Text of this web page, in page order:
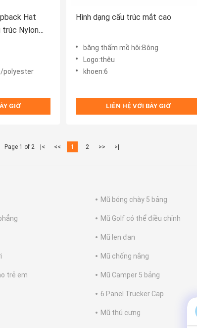
Hat
trúc Nylon
Printing
polyester
GIỜ
Hình dạng cấu trúc mắt cao
băng thấm mồ hôi:Bông
Logo:thêu
khoen:6
LIÊN HỆ VỚI BÂY GIỜ
Page 1 of 2 |< << 1 2 >> >|
Mũ bóng chày 5 bảng
Mũ Golf có thể điều chỉnh
Mũ len đan
Mũ chống nắng
trẻ em Mũ Camper 5 bảng
6 Panel Trucker Cap
Mũ thú cưng